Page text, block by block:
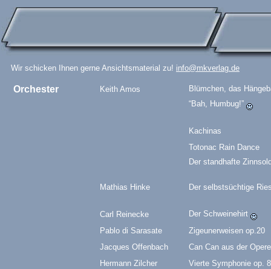
Wir schicken Ihnen gerne Ansichtsmaterial zu! info@mkverlag.de
Orchester Keith Amos
Blümchen, das
“Bah, Humbug!”
Kachinas
Totonac Rain Dance
Der standhafte
Mathias Hinke Der selbstsüchtige
Carl Reinecke
Der Schweinehirt
Pablo di Sarasate
Zigeunerweisen op.20
Jacques Offenbach
Can Can aus der
Hermann Zilcher
Vierte Symphonie op.